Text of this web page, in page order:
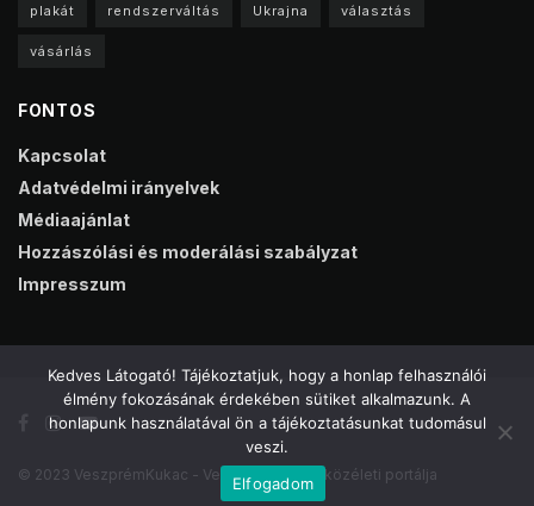
plakát rendszerváltás Ukrajna választás
vásárlás
FONTOS
Kapcsolat
Adatvédelmi irányelvek
Médiaajánlat
Hozzászólási és moderálási szabályzat
Impresszum
© 2023 VeszprémKukac - Veszprém online közéleti portálja
Kedves Látogató! Tájékoztatjuk, hogy a honlap felhasználói
élmény fokozásának érdekében sütiket alkalmazunk. A
honlapunk használatával ön a tájékoztatásunkat tudomásul
veszi.
Elfogadom